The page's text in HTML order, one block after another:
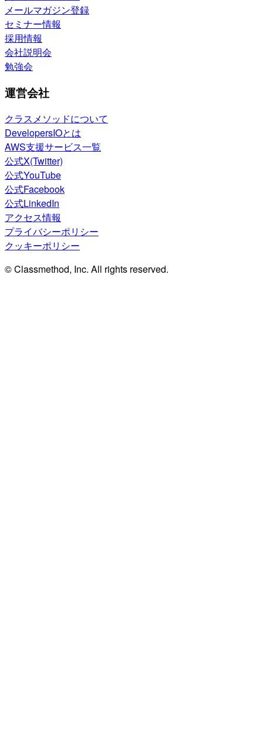
メールマガジン登録
セミナー情報
採用情報
会社説明会
勉強会
運営会社
クラスメソッドについて
DevelopersIOとは
AWS支援サービス一覧
公式X(Twitter)
公式YouTube
公式Facebook
公式LinkedIn
アクセス情報
プライバシーポリシー
クッキーポリシー
© Classmethod, Inc. All rights reserved.